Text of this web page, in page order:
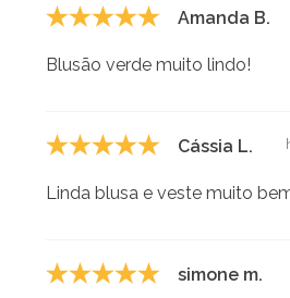
Amanda B.
Blusão verde muito lindo!
Cássia L.
Linda blusa e veste muito
simone m.